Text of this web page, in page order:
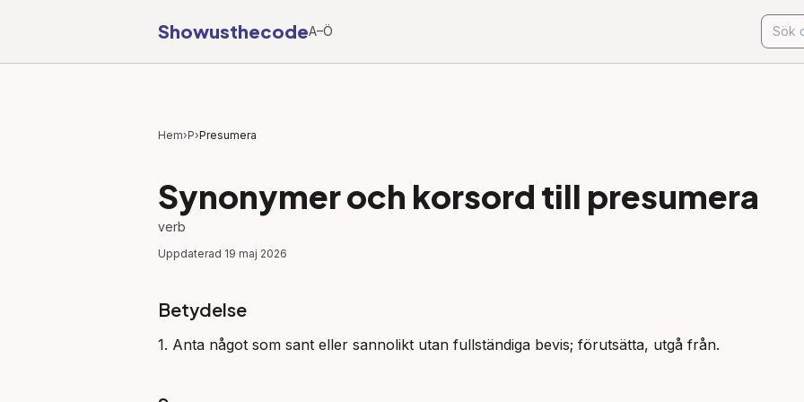
ShowusthecodeA–Ö
Hem›P›Presumera
Synonymer och korsord till presumera
verb
Uppdaterad 19 maj 2026
Betydelse
1. Anta något som sant eller sannolikt utan fullständiga bevis; förutsätta, utgå från.